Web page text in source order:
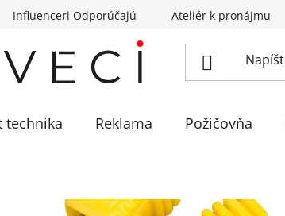
Influenceri Odporúčajú Ateliér k pronájmu
technika Reklama Požičovňa